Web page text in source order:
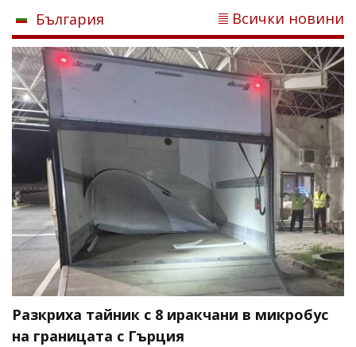
България Всички новини
Разкриха тайник с 8 иракчани в микробус
на границата с Гърция